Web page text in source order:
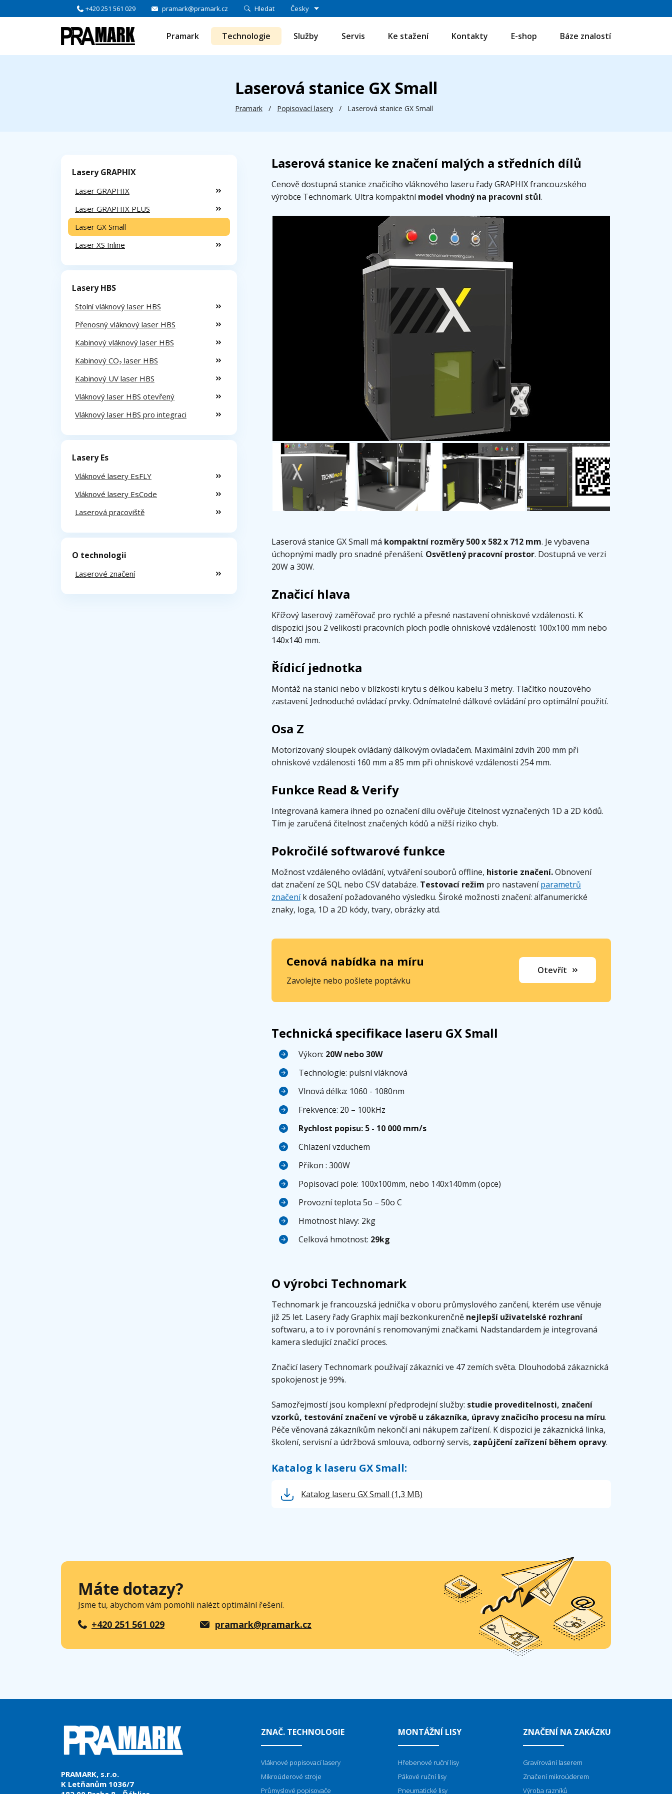
+420 251 561 029 pramark@pramark.cz Hledat Česky
Pramark Technologie Služby Servis Ke stažení Kontakty E-shop Báze znalostí
Laserová stanice GX Small
Pramark / Popisovací lasery / Laserová stanice GX Small
Lasery GRAPHIX
Laser GRAPHIX
Laser GRAPHIX PLUS
Laser GX Small
Laser XS Inline
Lasery HBS
Stolní vláknový laser HBS
Přenosný vláknový laser HBS
Kabinový vláknový laser HBS
Kabinový CO₂ laser HBS
Kabinový UV laser HBS
Vláknový laser HBS otevřený
Vláknový laser HBS pro integraci
Lasery Es
Vláknové lasery EsFLY
Vláknové lasery EsCode
Laserová pracoviště
O technologii
Laserové značení
Laserová stanice ke značení malých a středních dílů
Cenově dostupná stanice značicího vláknového laseru řady GRAPHIX francouzského
výrobce Technomark. Ultra kompaktnímodel vhodný na pracovní stůl.
Laserová stanice GX Small má kompaktní rozměry 500 x 582 x 712 mm. Je vybavena
úchopnými madly pro snadné přenášení. Osvětlený pracovní prostor. Dostupná ve verzi
20W a 30W.
Značicí hlava
Křížový laserový zaměřovač pro rychlé a přesné nastavení ohniskové vzdálenosti. K
dispozici jsou 2 velikosti pracovních ploch podle ohniskové vzdálenosti: 100x100 mm nebo
140x140 mm.
Řídicí jednotka
Montáž na stanici nebo v blízkosti krytu s délkou kabelu 3 metry. Tlačítko nouzového
zastavení. Jednoduché ovládací prvky. Odnímatelné dálkové ovládání pro optimální použití.
Osa Z
Motorizovaný sloupek ovládaný dálkovým ovladačem. Maximální zdvih 200 mm při
ohniskové vzdálenosti 160 mm a 85 mm při ohniskové vzdálenosti 254 mm.
Funkce Read & Verify
Integrovaná kamera ihned po označení dílu ověřuje čitelnost vyznačených 1D a 2D kódů.
Tím je zaručená čitelnost značených kódů a nižší riziko chyb.
Pokročilé softwarové funkce
Možnost vzdáleného ovládání, vytváření souborů offline, historie značení.Obnovení
dat značení ze SQL nebo CSV databáze. Testovací režim pro nastaveníparametrů
značeník dosažení požadovaného výsledku. Široké možnosti značení: alfanumerické
znaky, loga, 1D a 2D kódy, tvary, obrázky atd.
Cenová nabídka na míru
Zavolejte nebo pošlete poptávku
Otevřít
Technická specifikace laseru GX Small
Výkon: 20W nebo 30W
Technologie: pulsní vláknová
Vlnová délka: 1060 - 1080nm
Frekvence: 20 – 100kHz
Rychlost popisu: 5 - 10 000 mm/s
Chlazení vzduchem
Příkon : 300W
Popisovací pole: 100x100mm, nebo 140x140mm (opce)
Provozní teplota 5o – 50o C
Hmotnost hlavy: 2kg
Celková hmotnost: 29kg
O výrobci Technomark
Technomark je francouzská jednička v oboru průmyslového zančení, kterém use věnuje
již 25 let. Lasery řady Graphix mají bezkonkurenčně nejlepší uživatelské rozhraní
softwaru, a to i v porovnání s renomovanými značkami. Nadstandardem je integrovaná
kamera sledující značicí proces.
Značicí lasery Technomark používají zákazníci ve 47 zemích světa. Dlouhodobá zákaznická
spokojenost je 99%.
Samozřejmostí jsou komplexní předprodejní služby: studie proveditelnosti, značení
vzorků, testování značení ve výrobě u zákazníka, úpravy značicího procesu na míru.
Péče věnovaná zákazníkům nekončí ani nákupem zařízení. K dispozici je zákaznická linka,
školení, servisní a údržbová smlouva, odborný servis, zapůjčení zařízení během opravy.
Katalog k laseru GX Small:
Katalog laseru GX Small (1,3 MB)
Máte dotazy?
Jsme tu, abychom vám pomohli nalézt optimální řešení.
+420 251 561 029 pramark@pramark.cz
PRAMARK, s.r.o.
K Letňanům 1036/7
ZNAČ. TECHNOLOGIE
Vláknové popisovací lasery
Mikroúderové stroje
Průmyslové popisovače
MONTÁŽNÍ LISY
Hřebenové ruční lisy
Pákové ruční lisy
Pneumatické lisy
ZNAČENÍ NA ZAKÁZKU
Gravírování laserem
Značení mikroúderem
Výroba razníků